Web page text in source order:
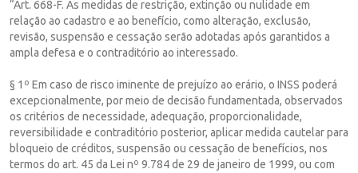
“Art. 668-F. As medidas de restrição, extinção ou nulidade em
relação ao cadastro e ao benefício, como alteração, exclusão,
revisão, suspensão e cessação serão adotadas após garantidos a
ampla defesa e o contraditório ao interessado.
§ 1º Em caso de risco iminente de prejuízo ao erário, o INSS poderá
excepcionalmente, por meio de decisão fundamentada, observados
os critérios de necessidade, adequação, proporcionalidade,
reversibilidade e contraditório posterior, aplicar medida cautelar para
bloqueio de créditos, suspensão ou cessação de benefícios, nos
termos do art. 45 da Lei nº 9.784 de 29 de janeiro de 1999, ou com